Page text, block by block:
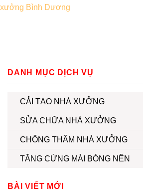
DANH MỤC DỊCH VỤ
CẢI TẠO NHÀ XƯỞNG
SỬA CHỮA NHÀ XƯỞNG
CHỐNG THẤM NHÀ XƯỞNG
TĂNG CỨNG MÀI BÓNG NỀN
BÀI VIẾT MỚI
xưởng Bình Dương